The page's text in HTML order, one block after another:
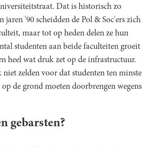
Dat is historisch zo
jaren '90 scheidden de Pol & Soc'ers zich
maar tot op heden delen ze hun
studenten aan beide faculteiten groeit
heel wat druk zet op de infrastructuur.
zelden voor dat studenten ten minste
op de grond moeten doorbrengen wegens
gebarsten?